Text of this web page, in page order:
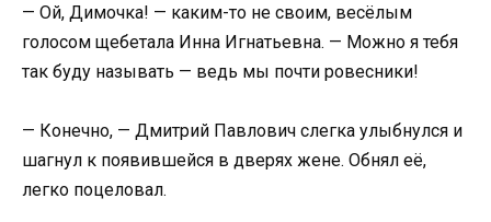
— Ой, Димочка! — каким-то не своим, весёлым
голосом щебетала Инна Игнатьевна. — Можно я тебя
так буду называть — ведь мы почти ровесники!
— Конечно, — Дмитрий Павлович слегка улыбнулся и
шагнул к появившейся в дверях жене. Обнял её,
легко поцеловал.